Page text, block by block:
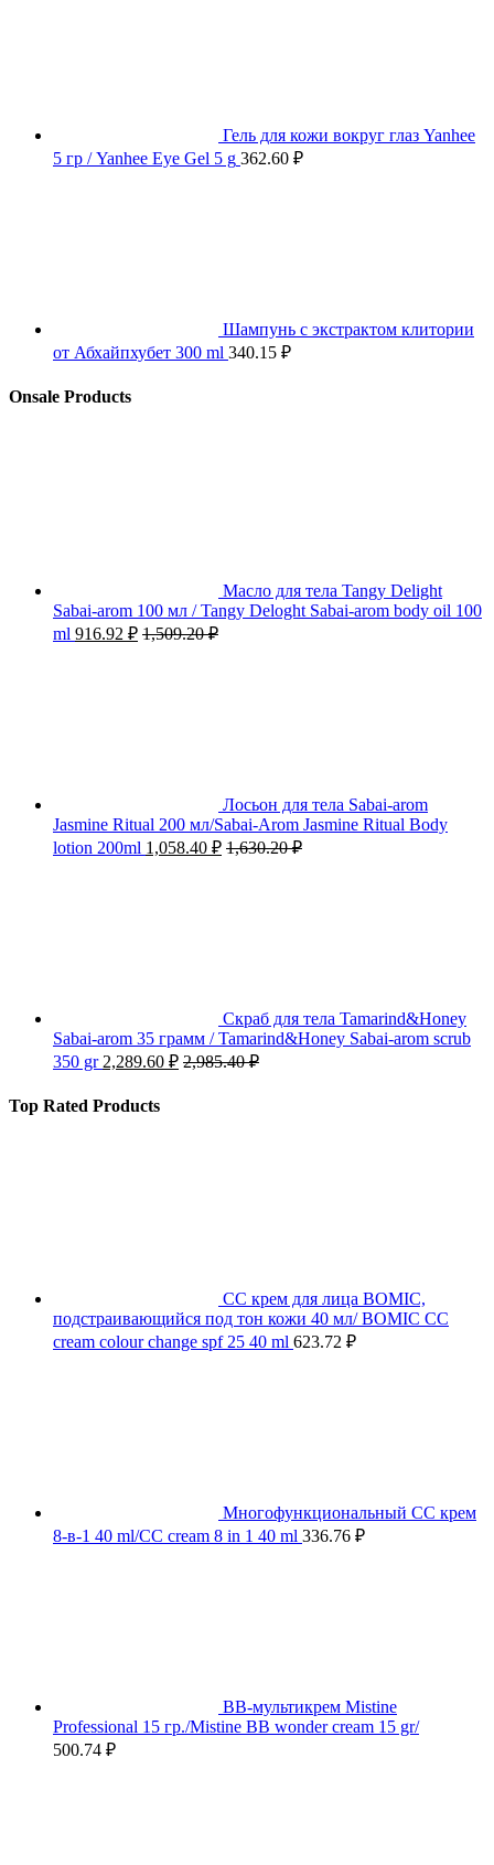
Гель для кожи вокруг глаз Yanhee
5 гр / Yanhee Eye Gel 5 g 362.60 ₽
Шампунь с экстрактом клитории
от Абхайпхубет 300 ml 340.15 ₽
Onsale Products
Масло для тела Tangy Delight
Sabai-arom 100 мл / Tangy Deloght Sabai-arom body oil 100
ml 916.92 ₽ 1,509.20₽
Лосьон для тела Sabai-arom
Jasmine Ritual 200 мл/Sabai-Arom Jasmine Ritual Body
lotion 200ml 1,058.40 ₽ 1,630.20₽
Скраб для тела Tamarind&Honey
Sabai-arom 35 грамм / Tamarind&Honey Sabai-arom scrub
350 gr 2,289.60 ₽ 2,985.40₽
Top Rated Products
СС крем для лица BOMIC,
подстраивающийся под тон кожи 40 мл/ BOMIC CC
cream colour change spf 25 40 ml 623.72 ₽
Многофункциональный СС крем
8-в-1 40 ml/CC cream 8 in 1 40 ml 336.76 ₽
BB-мультикрем Mistine
Professional 15 гр./Mistine BB wonder cream 15 gr/
500.74 ₽